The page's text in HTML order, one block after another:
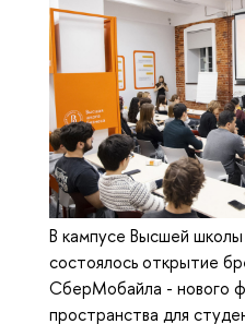
В кампусе Высшей
состоялось открытие
СберМобайла - нового
пространства для